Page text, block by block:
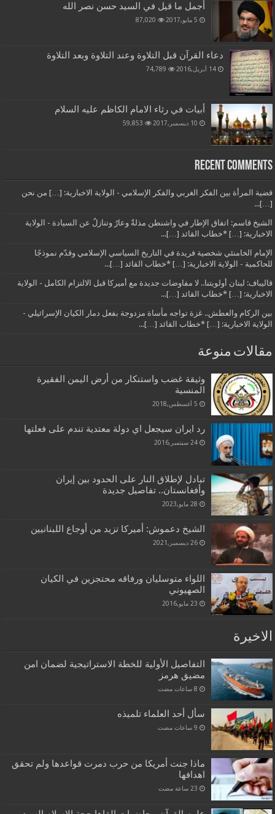
أجمل ما قيل في السيد حسن نصر الله
5 مايو,2017 87,020
دعاء القرآن قبل التلاوة وعند التلاوة وبعد التلاوة
14 أبريل,2016 74,789
أبيات في رثاء الامام الكاظم عليه السلام
10 ديسمبر,2017 59,853
Recent Comments
قضية المرأة بين الفكر الغربي والفكر الإسلامي - الولاية الاخبارية: […] من نحن
[…]...
الشيخ قاسم: اتفاق الإطار في واشنطن مذلةٌ وعارٌ وتنازلٌ عن السيادة - الولاية
الاخبارية: […] *خطاب القائد […]...
الإمام الخامنئي شخصية فريدة في التاريخ السياسي الإسلامي وقدّم نموذجًا
للحاكمية - الولاية الاخبارية: […] *خطاب القائد […]...
قاليباف: لبنان أولويتنا.. لا مفاوضات جديدة مع أميركا قبل الالتزام الكامل - الولاية
الاخبارية: […] *خطاب القائد […]...
بين الركام والعطش.. غزة تواجه مأساة مزدوجة بفعل دمار الكيان الإسرائيلي -
الولاية الاخبارية: […] *خطاب القائد […]...
مقالات منوعة
وثيقة غضب واستنكار من أرض اليمن الفقيرة
المنسية
5 أغسطس,2018
رد ايران سيجعل اي دولة معتدية تندم على فعلتها
24 سبتمبر,2016
تبادل لإطلاق النار على الحدود بين إيران
وأفغانستان.. تفاصيل جديدة
28 مايو,2023
الشيخ دعموش: أميركا تزيد من أوجاع اللبنانيين
26 ديسمبر,2021
اللواء متوسليان ورفاقه محتجزين في الكيان
الصهيوني
23 مايو,2016
الاخيرة
التفاصيل الأولية للخطة الاستراتيجية لضمان امن
مضيق هرمز
سأل أحد العلماء تلميذه
ماذا جنت أمريكا من حرب دمرت قواعدها ولم تحقق
اهدافها